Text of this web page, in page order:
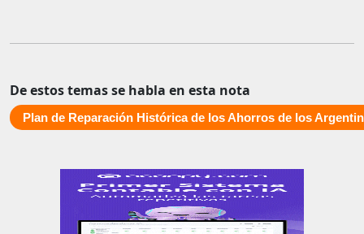
De estos temas se habla en esta nota
Plan de Reparación Histórica de los Ahorros de los